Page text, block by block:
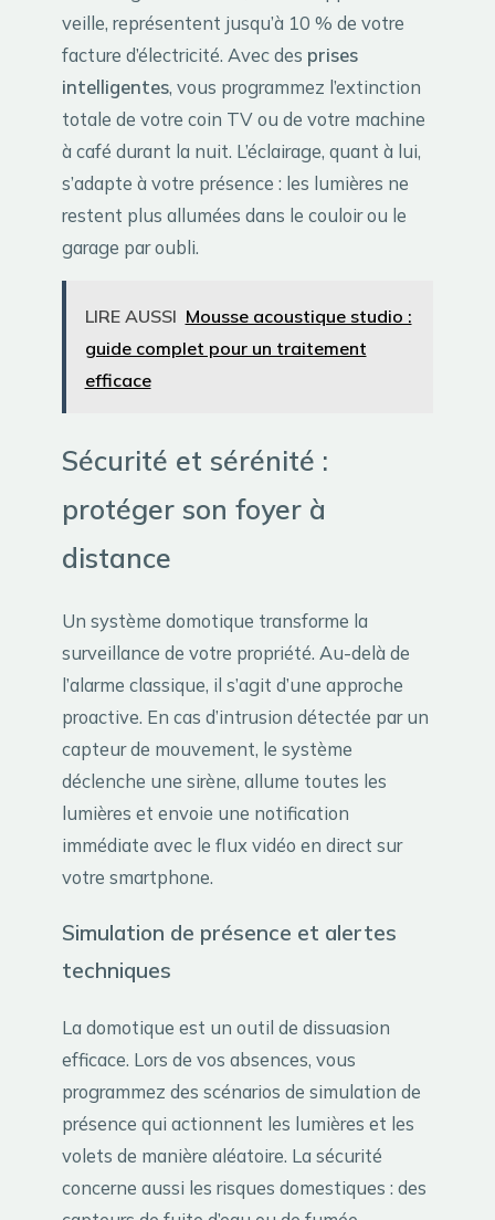
veille, représentent jusqu’à 10 % de votre
facture d’électricité. Avec des prises
intelligentes, vous programmez l’extinction
totale de votre coin TV ou de votre machine
à café durant la nuit. L’éclairage, quant à lui,
s’adapte à votre présence : les lumières ne
restent plus allumées dans le couloir ou le
garage par oubli.
LIRE AUSSI Mousse acoustique studio :
guide complet pour un traitement
efficace
Sécurité et sérénité :
protéger son foyer à
distance
Un système domotique transforme la
surveillance de votre propriété. Au-delà de
l’alarme classique, il s’agit d’une approche
proactive. En cas d’intrusion détectée par un
capteur de mouvement, le système
déclenche une sirène, allume toutes les
lumières et envoie une notification
immédiate avec le flux vidéo en direct sur
votre smartphone.
Simulation de présence et alertes
techniques
La domotique est un outil de dissuasion
efficace. Lors de vos absences, vous
programmez des scénarios de simulation de
présence qui actionnent les lumières et les
volets de manière aléatoire. La sécurité
concerne aussi les risques domestiques : des